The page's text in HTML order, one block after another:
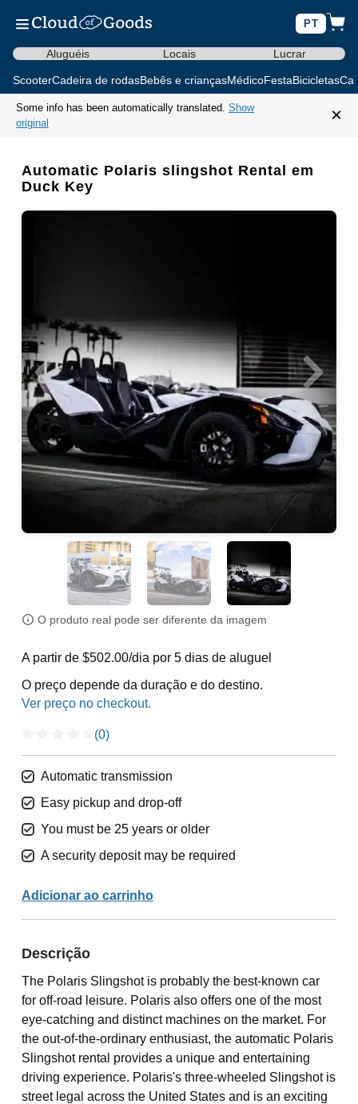
PT
Aluguéis Locais Lucrar
ScooterCadeira de rodasBebês e criançasMédicoFestaBicicletas
Some info has been automatically translated. Show
original
×
Automatic Polaris slingshot Rental em
Duck Key
O produto real pode ser diferente da imagem
A partir de $502.00/dia por 5 dias de aluguel
O preço depende da duração e do destino.
(0)
Automatic transmission
Easy pickup and drop-off
You must be 25 years or older
A security deposit may be required
Adicionar ao carrinho
Descrição
The Polaris Slingshot is probably the best-known car
for off-road leisure. Polaris also offers one of the most
eye-catching and distinct machines on the market. For
the out-of-the-ordinary enthusiast, the automatic Polaris
Slingshot rental provides a unique and entertaining
driving experience. Polaris's three-wheeled Slingshot is
street legal across the United States and is an exciting